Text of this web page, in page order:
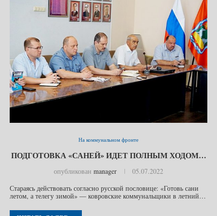
На коммунальном фронте
ПОДГОТОВКА «САНЕЙ» ИДЕТ ПОЛНЫМ ХОДОМ…
опубликован manager
05.07.2022
Стараясь действовать согласно русской пословице: «Готовь сани
летом, а телегу зимой» — ковровские коммунальщики в летний…